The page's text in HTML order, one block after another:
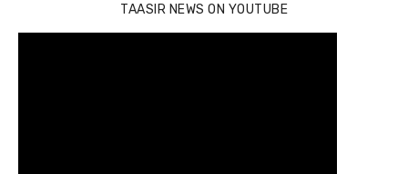
TAASIR NEWS ON YOUTUBE